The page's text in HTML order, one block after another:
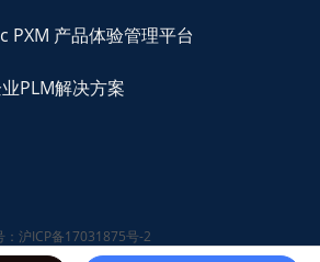
PXM 产品体验管理平台
PLM解决方案
：沪ICP备17031875号-2
Centric Software,